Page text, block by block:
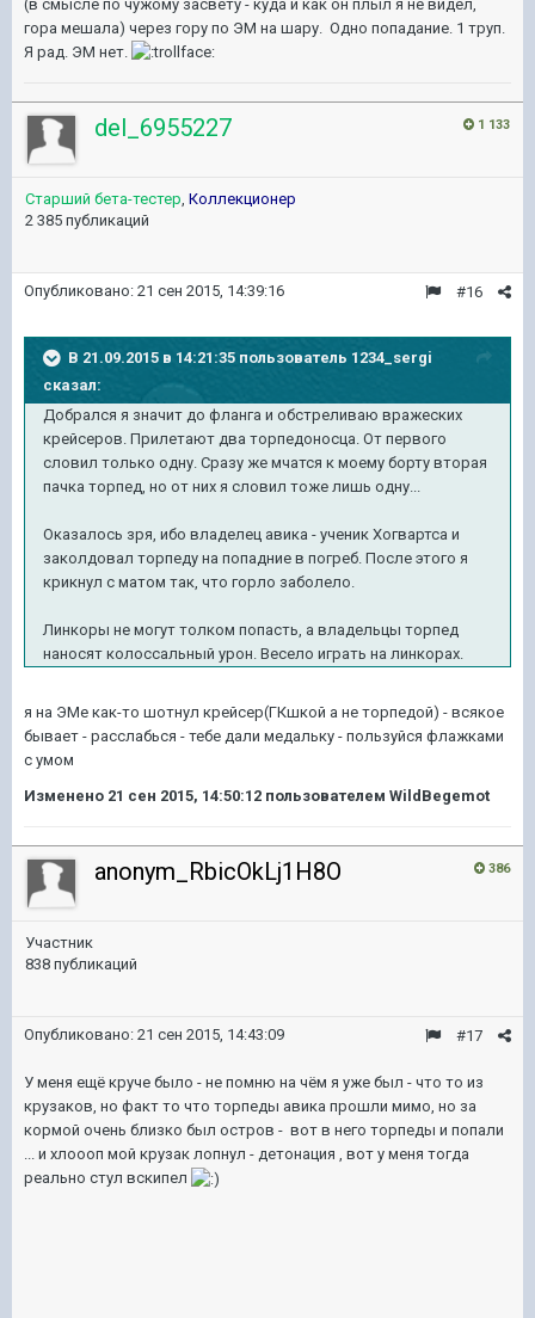
(в смысле по чужому засвету - куда и как он плыл я не видел,
гора мешала) через гору по ЭМ на шару. Одно попадание. 1 труп.
Я рад. ЭМ нет.
1 133
del_6955227
Старший бета-тестер, Коллекционер
2 385 публикаций
#16
Опубликовано: 21 сен 2015, 14:39:16
В 21.09.2015 в 14:21:35 пользователь 1234_sergi
сказал:
Добрался я значит до фланга и обстреливаю вражеских
крейсеров. Прилетают два торпедоносца. От первого
словил только одну. Сразу же мчатся к моему борту вторая
пачка торпед, но от них я словил тоже лишь одну...
Оказалось зря, ибо владелец авика - ученик Хогвартса и
заколдовал торпеду на попадние в погреб. После этого я
крикнул с матом так, что горло заболело.
Линкоры не могут толком попасть, а владельцы торпед
наносят колоссальный урон. Весело играть на линкорах.
я на ЭМе как-то шотнул крейсер(ГКшкой а не торпедой) - всякое
бывает - расслабься - тебе дали медальку - пользуйся флажками
с умом
Изменено 21 сен 2015, 14:50:12 пользователем WildBegemot
386
anonym_RbicOkLj1H8O
Участник
838 публикаций
#17
Опубликовано: 21 сен 2015, 14:43:09
У меня ещё круче было - не помню на чём я уже был - что то из
крузаков, но факт то что торпеды авика прошли мимо, но за
кормой очень близко был остров - вот в него торпеды и попали
... и хлоооп мой крузак лопнул - детонация , вот у меня тогда
реально стул вскипел